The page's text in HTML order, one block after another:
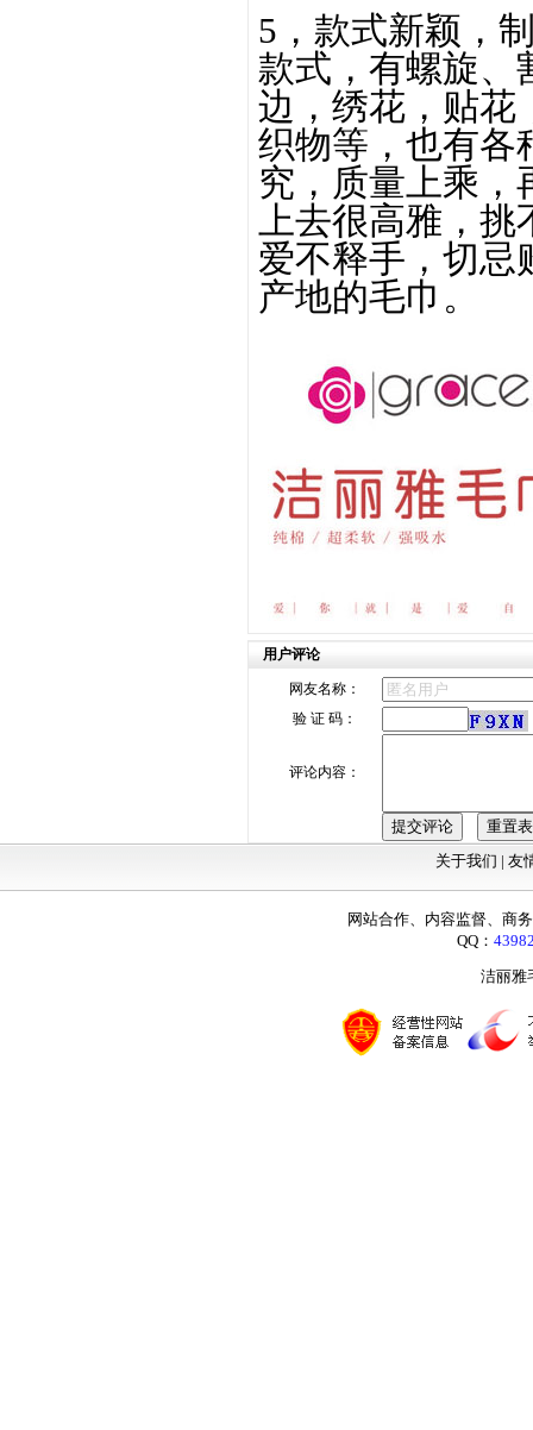
5，款式新颖，
款式，有螺旋、
边，绣花，贴花
织物等，也有各
究，质量上乘，
上去很高雅，挑
爱不释手，切忌
产地的毛巾。
用户评论
网友名称：
验 证 码：
评论内容：
关于我们 | 友
网站合作、内容监督、商
QQ：
洁丽雅